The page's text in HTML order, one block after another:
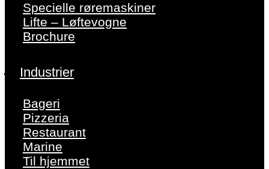
Specielle røremaskiner
Lifte – Løftevogne
Brochure
Industrier
Bageri
Pizzeria
Restaurant
Marine
Til hjemmet